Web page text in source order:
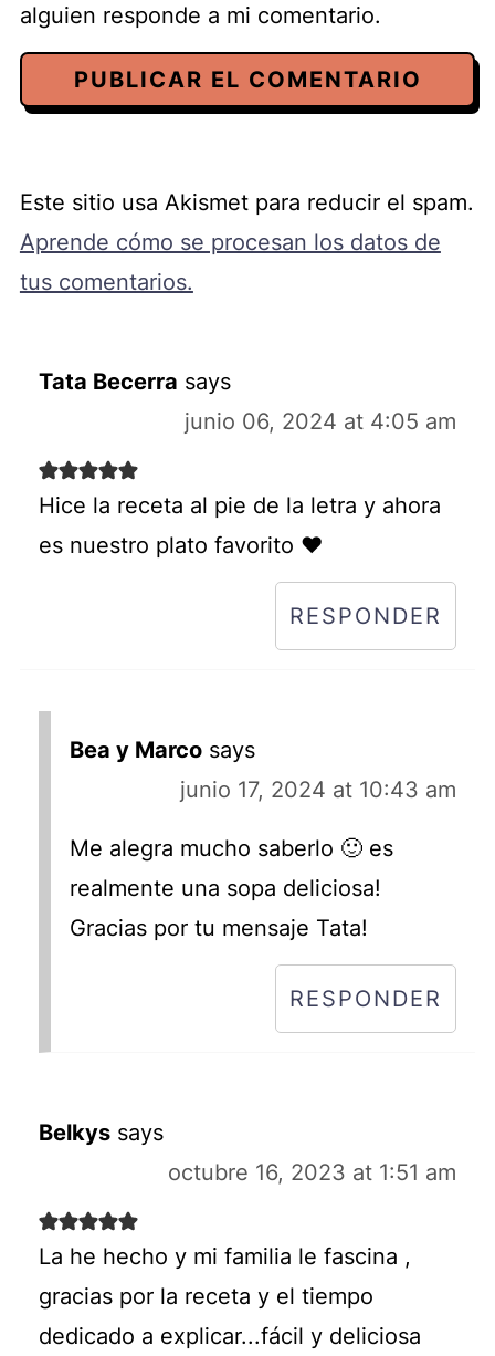
alguien responde a mi comentario.
Este sitio usa Akismet para reducir el spam.
Aprende cómo se procesan los datos de
tus comentarios.
Tata Becerra says
junio 06, 2024 at 4:05 am
Hice la receta al pie de la letra y ahora
es nuestro plato favorito ❤️
RESPONDER
Bea y Marco says
junio 17, 2024 at 10:43 am
Me alegra mucho saberlo 🙂 es
realmente una sopa deliciosa!
Gracias por tu mensaje Tata!
RESPONDER
Belkys says
octubre 16, 2023 at 1:51 am
La he hecho y mi familia le fascina ,
gracias por la receta y el tiempo
dedicado a explicar...fácil y deliciosa